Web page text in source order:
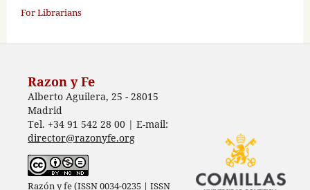
For Librarians
Razon y Fe
Alberto Aguilera, 25 - 28015
Madrid
Tel. +34 91 542 28 00 | E-mail:
director@razonyfe.org
Razón y fe (ISSN 0034-0235 | ISSN